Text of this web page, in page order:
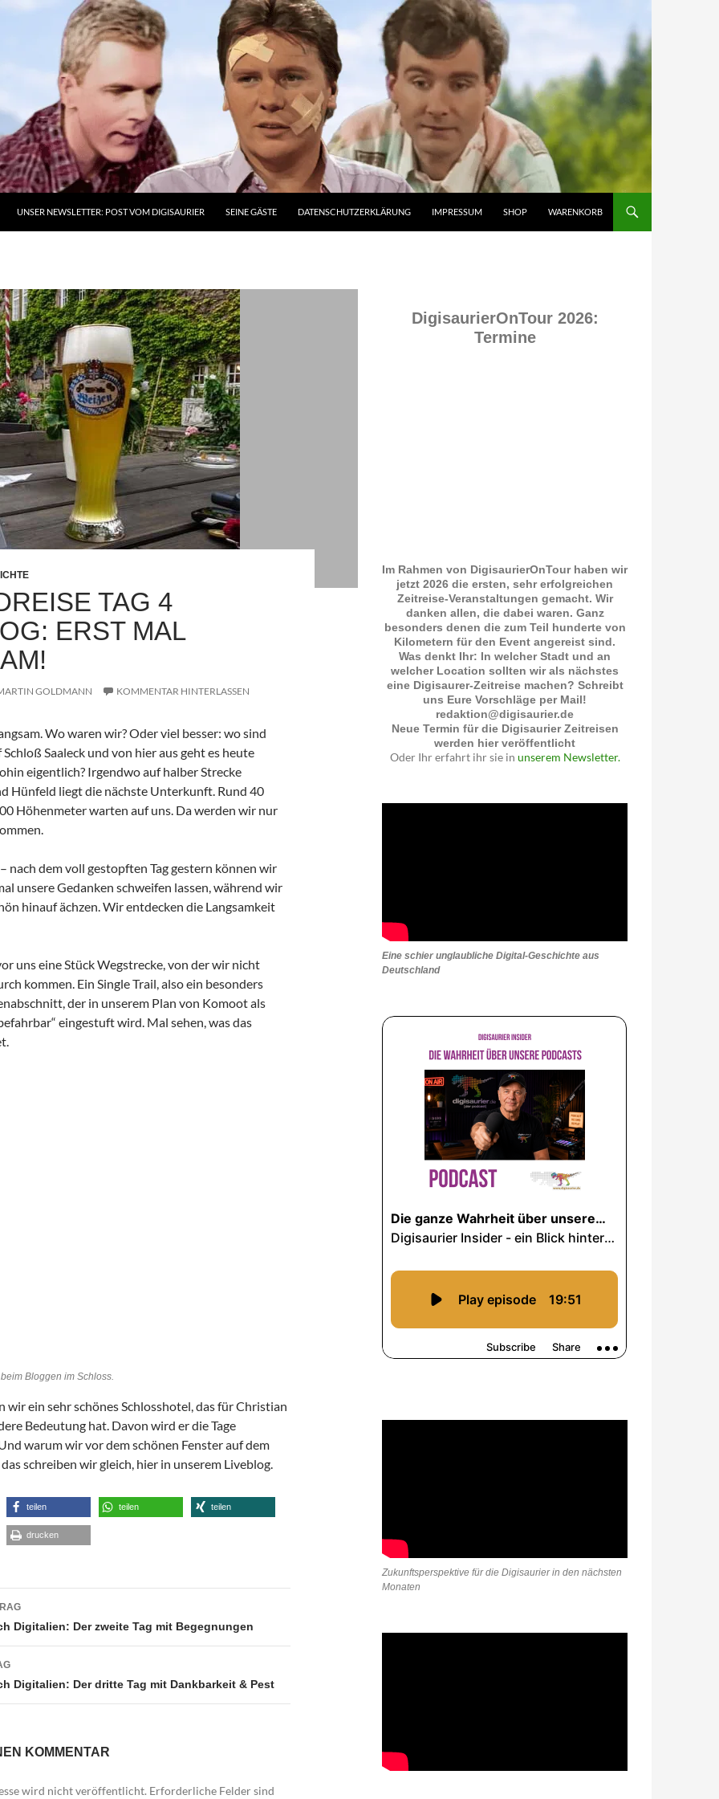
UNSER NEWSLETTER: POST VOM DIGISAURIER SEINE GÄSTE DATENSCHUTZERKLÄRUNG IMPRESSUM SHOP WARENKORB
TAG 4
ERST MAL
GOLDMANN KOMMENTAR HINTERLASSEN
Wo waren wir? Oder viel besser: wo sind
Saaleck und von hier aus geht es heute
eigentlich? Irgendwo auf halber Strecke
Hünfeld liegt die nächste Unterkunft. Rund 40
Höhenmeter warten auf uns. Da werden wir nur
nach dem voll gestopften Tag gestern können wir
unsere Gedanken schweifen lassen, während wir
hinauf ächzen. Wir entdecken die Langsamkeit
uns eine Stück Wegstrecke, von der wir nicht
kommen. Ein Single Trail, also ein besonders
der in unserem Plan von Komoot als
eingestuft wird. Mal sehen, was das
Bloggen im Schloss.
wir ein sehr schönes Schlosshotel, das für Christian
Bedeutung hat. Davon wird er die Tage
warum wir vor dem schönen Fenster auf dem
schreiben wir gleich, hier in unserem Liveblog.
teilen teilen teilen
drucken
Digitalien: Der zweite Tag mit Begegnungen
Digitalien: Der dritte Tag mit Dankbarkeit & Pest
KOMMENTAR
wird nicht veröffentlicht. Erforderliche Felder sind
DigisaurierOnTour 2026:
Termine
Im Rahmen von DigisaurierOnTour haben wir
jetzt 2026 die ersten, sehr erfolgreichen
Zeitreise-Veranstaltungen gemacht. Wir
danken allen, die dabei waren. Ganz
besonders denen die zum Teil hunderte von
Kilometern für den Event angereist sind.
Was denkt Ihr: In welcher Stadt und an
welcher Location sollten wir als nächstes
eine Digisaurer-Zeitreise machen? Schreibt
uns Eure Vorschläge per Mail!
redaktion@digisaurier.de
Neue Termin für die Digisaurier Zeitreisen
werden hier veröffentlicht
Oder Ihr erfahrt ihr sie in unserem Newsletter.
Eine schier unglaubliche Digital-Geschichte aus
Deutschland
Zukunftsperspektive für die Digisaurier in den nächsten
Monaten